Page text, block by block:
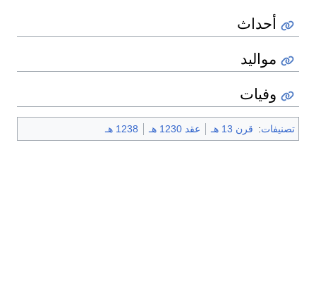
أحداث
مواليد
وفيات
تصنيفات: قرن 13 هـ عقد 1230 هـ 1238 هـ